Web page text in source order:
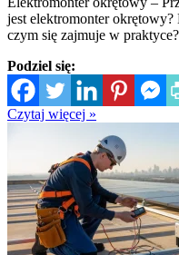
jest elektromonter
czym się zajmuje w
Podziel się:
Czytaj więcej »